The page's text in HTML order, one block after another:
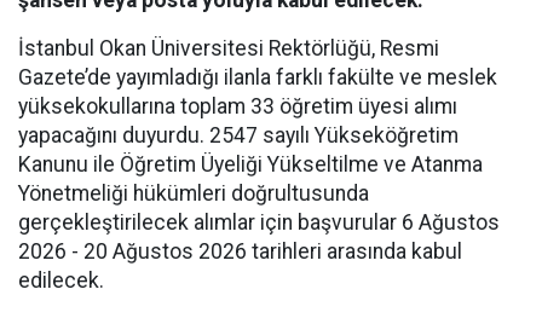
İstanbul Okan Üniversitesi Rektörlüğü, Resmi
Gazete’de yayımladığı ilanla farklı fakülte ve meslek
yüksekokullarına toplam 33 öğretim üyesi alımı
yapacağını duyurdu. 2547 sayılı Yükseköğretim
Kanunu ile Öğretim Üyeliği Yükseltilme ve Atanma
Yönetmeliği hükümleri doğrultusunda
gerçekleştirilecek alımlar için başvurular 6 Ağustos
2026 - 20 Ağustos 2026 tarihleri arasında kabul
edilecek.